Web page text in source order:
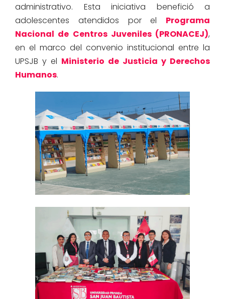
administrativo. Esta iniciativa benefició a
adolescentes atendidos por el Programa
Nacional de Centros Juveniles (PRONACEJ),
en el marco del convenio institucional entre la
UPSJB y el Ministerio de Justicia y Derechos
Humanos.